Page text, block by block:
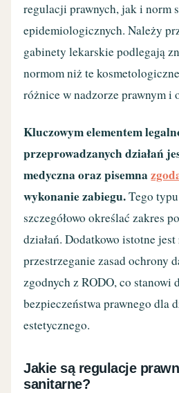
regulacji prawnych, jak i norm
epidemiologicznych. Należy
gabinety lekarskie podlegają
normom niż te
różnice w nadzorze prawnym i
Kluczowym elementem
przeprowadzanych działań
medyczna oraz pisemna
wykonanie zabiegu.Tego
szczegółowo określać zakres
działań. Dodatkowo istotne
przestrzeganie zasad ochrony
zgodnych z RODO, co stanowi
bezpieczeństwa prawnego dla
estetycznego.
Jakie są regulacje
sanitarne?